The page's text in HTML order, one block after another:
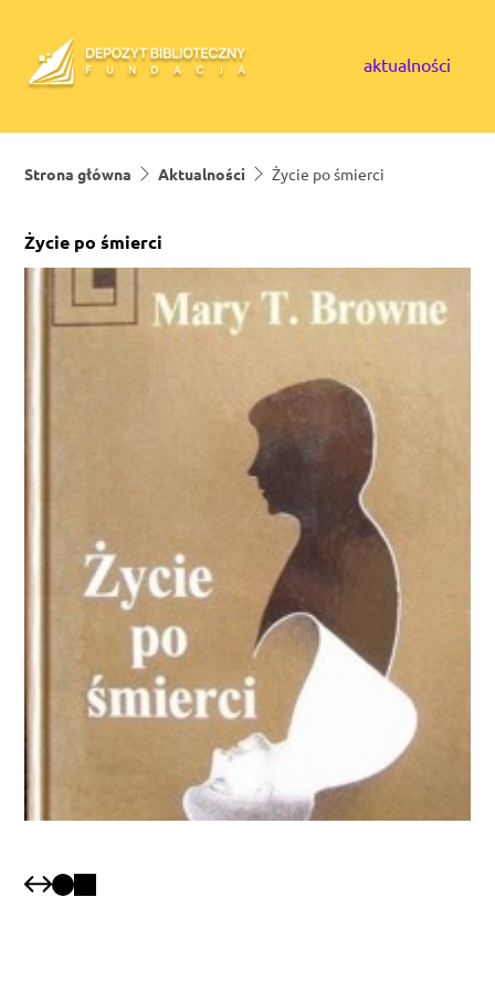
aktualności
Strona główna Aktualności Życie po śmierci
Życie po śmierci